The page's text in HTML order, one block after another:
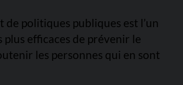
de politiques publiques est l’un
plus efficaces de prévenir le
les personnes qui en sont